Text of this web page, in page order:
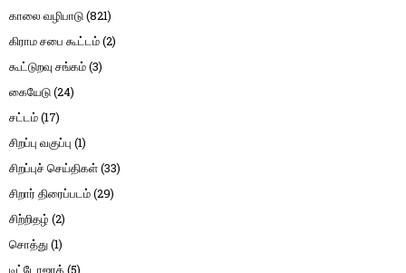
காலை வழிபாடு(821)
கிராம சபை கூட்டம்(2)
கூட்டுறவு சங்கம்(3)
கையேடு(24)
சட்டம்(17)
சிறப்பு வகுப்பு (1)
சிறப்புச் செய்திகள்(33)
சிறார் திரைப்படம்(29)
சிற்றிதழ் (2)
சொத்து(1)